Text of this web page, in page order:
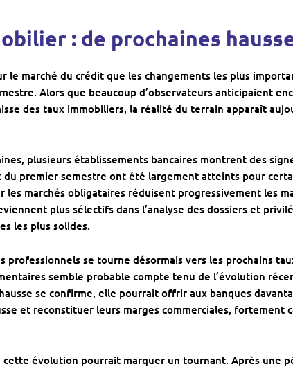
: de prochaines
le marché du crédit que les changements les plus
Alors que beaucoup d’observateurs anticipaient
des taux immobiliers, la réalité du terrain apparaît
plusieurs établissements bancaires montrent des
du premier semestre ont été largement atteints pour
les marchés obligataires réduisent progressivement les
plus sélectifs dans l’analyse des dossiers et
les plus solides.
professionnels se tourne désormais vers les prochains
semble probable compte tenu de l’évolution
se confirme, elle pourrait offrir aux banques
et reconstituer leurs marges commerciales, fortement
cette évolution pourrait marquer un tournant. Après une